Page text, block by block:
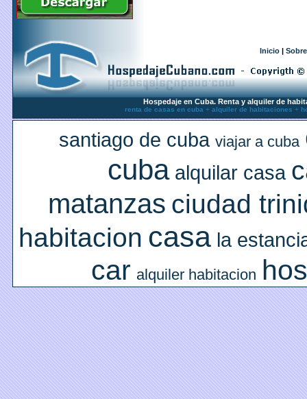
Inicio |
Hospedaje en Cuba. Renta y alquiler de
renta de casas en cuba + alquiler de habitaciones +
santiago de cuba viajar a cuba
cuba alquilar casa
matanzas ciudad
habitacion casa la
car alquiler habitacion